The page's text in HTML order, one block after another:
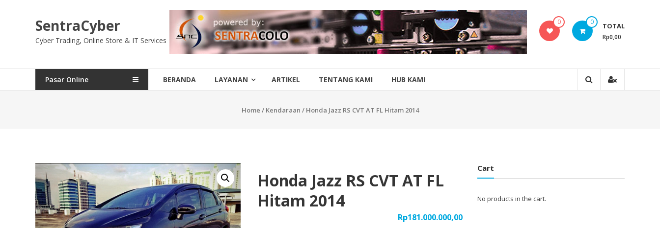
SentraCyber
Cyber Trading, Online Store & IT Services
0 0 TOTAL
Rp0,00
Pasar Online BERANDA LAYANAN ARTIKEL TENTANG KAMI HUB KAMI
Home / Kendaraan / Honda Jazz RS CVT AT FL Hitam 2014
Honda Jazz RS CVT AT FL
Hitam 2014
Rp181.000.000,00
Cart
No products in the cart.